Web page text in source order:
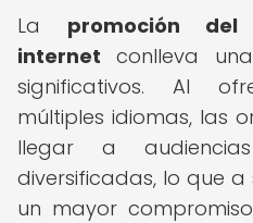
La promoción del
internet conlleva
significativos. Al
múltiples idiomas, las
llegar a
diversificadas, lo que
un mayor